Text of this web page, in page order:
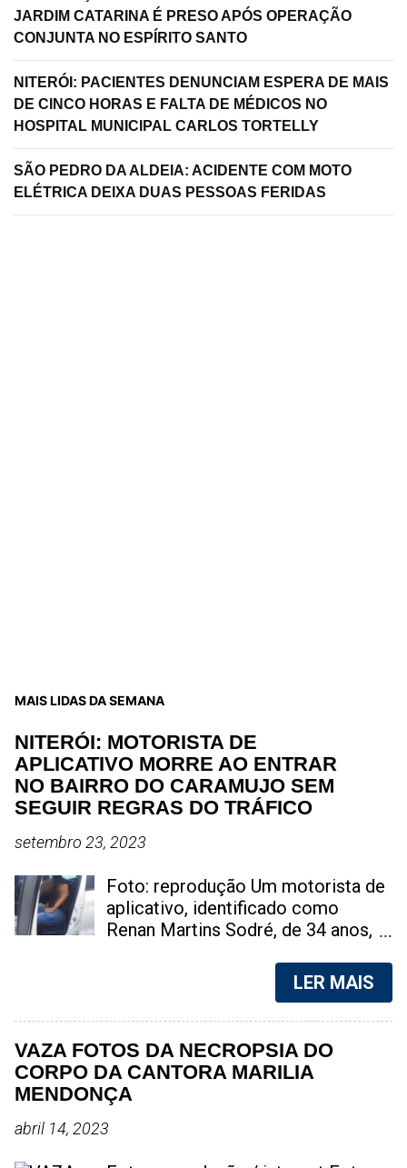
JARDIM CATARINA É PRESO APÓS OPERAÇÃO
CONJUNTA NO ESPÍRITO SANTO
NITERÓI: PACIENTES DENUNCIAM ESPERA DE MAIS
DE CINCO HORAS E FALTA DE MÉDICOS NO
HOSPITAL MUNICIPAL CARLOS TORTELLY
SÃO PEDRO DA ALDEIA: ACIDENTE COM MOTO
ELÉTRICA DEIXA DUAS PESSOAS FERIDAS
MAIS LIDAS DA SEMANA
NITERÓI: MOTORISTA DE
APLICATIVO MORRE AO ENTRAR
NO BAIRRO DO CARAMUJO SEM
SEGUIR REGRAS DO TRÁFICO
setembro 23, 2023
Foto: reprodução Um motorista de
aplicativo, identificado como
Renan Martins Sodré, de 34 anos,
tarde deste sábado, na Favela do
Caramujo, localizada em Niterói, na
Região Metropolitana do Rio de
Janeiro. A suspeita é de que ele
estava exercendo sua atividade
profissional quando adentrou na
região para atender uma corrida.
No decorrer do trajeto, ele foi
LER MAIS
VAZA FOTOS DA NECROPSIA DO
CORPO DA CANTORA MARILIA
MENDONÇA
abril 14, 2023